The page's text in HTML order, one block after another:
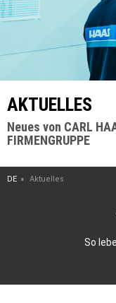
AKTUELLES
Neues von CARL
FIRMENGRUPPE
DE Aktuelles
So